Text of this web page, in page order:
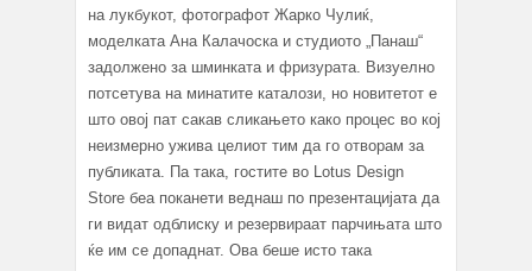
на лукбукот, фотографот Жарко Чулиќ,
моделката Ана Калачоска и студиото „Панаш“
задолженo за шминката и фризурата. Визуелно
потсетува на минатите каталози, но новитетот е
што овој пат сакав сликањето како процес во кој
неизмерно ужива целиот тим да го отворам за
публиката. Па така, гостите во Lotus Design
Store беа поканети веднаш по презентацијата да
ги видат одблиску и резервираат парчињата што
ќе им се допаднат. Ова беше исто така